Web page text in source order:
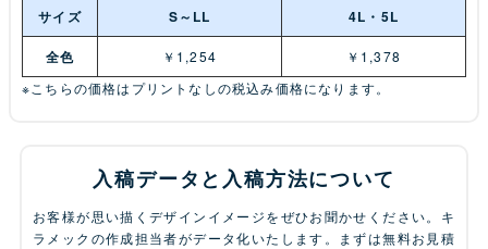
サイズ S～LL 4L・5L
全色 ￥1,254
￥1,378
※こちらの価格はプリントなしの税込み価格になります。
入稿データと入稿方法について
お客様が思い描くデザインイメージをぜひお聞かせください。キ
ラメックの作成担当者がデータ化いたします。まずは無料お見積